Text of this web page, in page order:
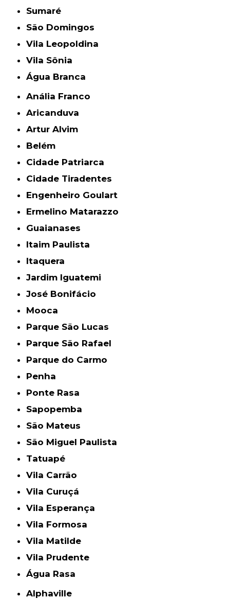
Sumaré
São Domingos
Vila Leopoldina
Vila Sônia
Água Branca
Anália Franco
Aricanduva
Artur Alvim
Belém
Cidade Patriarca
Cidade Tiradentes
Engenheiro Goulart
Ermelino Matarazzo
Guaianases
Itaim Paulista
Itaquera
Jardim Iguatemi
José Bonifácio
Mooca
Parque São Lucas
Parque São Rafael
Parque do Carmo
Penha
Ponte Rasa
Sapopemba
São Mateus
São Miguel Paulista
Tatuapé
Vila Carrão
Vila Curuçá
Vila Esperança
Vila Formosa
Vila Matilde
Vila Prudente
Água Rasa
Alphaville